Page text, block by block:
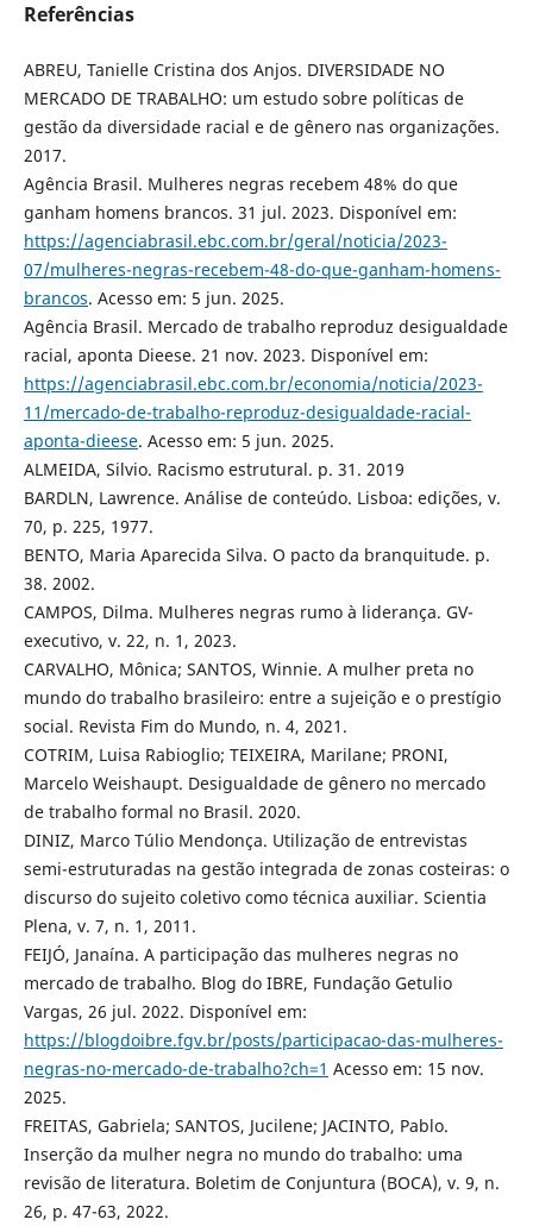
Referências
ABREU, Tanielle Cristina dos Anjos. DIVERSIDADE NO
MERCADO DE TRABALHO: um estudo sobre políticas de
gestão da diversidade racial e de gênero nas organizações.
2017.
Agência Brasil. Mulheres negras recebem 48% do que
ganham homens brancos. 31 jul. 2023. Disponível em:
https://agenciabrasil.ebc.com.br/geral/noticia/2023-
07/mulheres-negras-recebem-48-do-que-ganham-homens-
brancos. Acesso em: 5 jun. 2025.
Agência Brasil. Mercado de trabalho reproduz desigualdade
racial, aponta Dieese. 21 nov. 2023. Disponível em:
https://agenciabrasil.ebc.com.br/economia/noticia/2023-
11/mercado-de-trabalho-reproduz-desigualdade-racial-
aponta-dieese. Acesso em: 5 jun. 2025.
ALMEIDA, Silvio. Racismo estrutural. p. 31. 2019
BARDLN, Lawrence. Análise de conteúdo. Lisboa: edições, v.
70, p. 225, 1977.
BENTO, Maria Aparecida Silva. O pacto da branquitude. p.
38. 2002.
CAMPOS, Dilma. Mulheres negras rumo à liderança. GV-
executivo, v. 22, n. 1, 2023.
CARVALHO, Mônica; SANTOS, Winnie. A mulher preta no
mundo do trabalho brasileiro: entre a sujeição e o prestígio
social. Revista Fim do Mundo, n. 4, 2021.
COTRIM, Luisa Rabioglio; TEIXEIRA, Marilane; PRONI,
Marcelo Weishaupt. Desigualdade de gênero no mercado
de trabalho formal no Brasil. 2020.
DINIZ, Marco Túlio Mendonça. Utilização de entrevistas
semi-estruturadas na gestão integrada de zonas costeiras: o
discurso do sujeito coletivo como técnica auxiliar. Scientia
Plena, v. 7, n. 1, 2011.
FEIJÓ, Janaína. A participação das mulheres negras no
mercado de trabalho. Blog do IBRE, Fundação Getulio
Vargas, 26 jul. 2022. Disponível em:
https://blogdoibre.fgv.br/posts/participacao-das-mulheres-
negras-no-mercado-de-trabalho?ch=1 Acesso em: 15 nov.
2025.
FREITAS, Gabriela; SANTOS, Jucilene; JACINTO, Pablo.
Inserção da mulher negra no mundo do trabalho: uma
revisão de literatura. Boletim de Conjuntura (BOCA), v. 9, n.
26, p. 47-63, 2022.